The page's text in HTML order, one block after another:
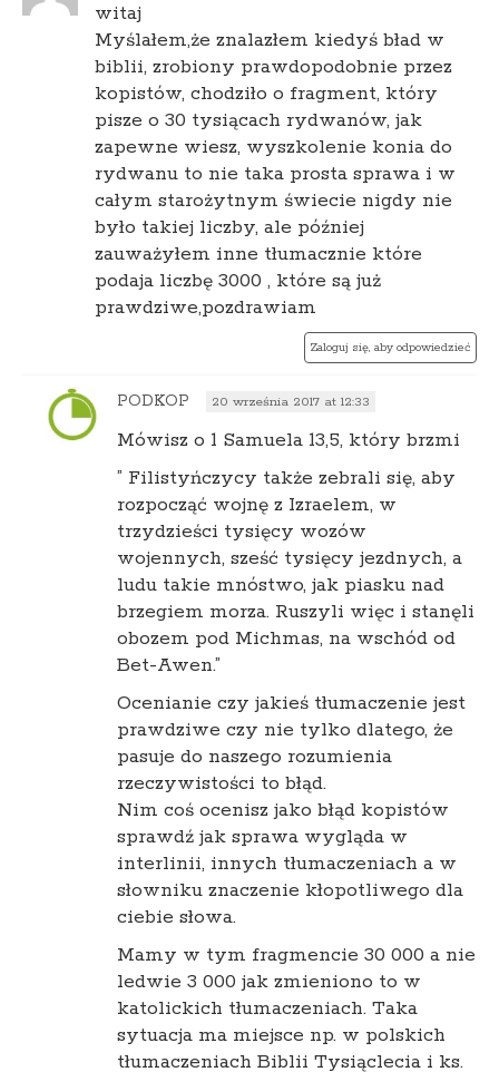
witaj
Myślałem,że znalazłem kiedyś bład w
biblii, zrobiony prawdopodobnie przez
kopistów, chodziło o fragment, który
pisze o 30 tysiącach rydwanów, jak
zapewne wiesz, wyszkolenie konia do
rydwanu to nie taka prosta sprawa i w
całym starożytnym świecie nigdy nie
było takiej liczby, ale później
zauważyłem inne tłumacznie które
podaja liczbę 3000 , które są już
prawdziwe,pozdrawiam
Zaloguj się, aby odpowiedzieć
PODKOP 20 września 2017 at 12:33
Mówisz o 1 Samuela 13,5, który brzmi
” Filistyńczycy także zebrali się, aby
rozpocząć wojnę z Izraelem, w
trzydzieści tysięcy wozów
wojennych, sześć tysięcy jezdnych, a
ludu takie mnóstwo, jak piasku nad
brzegiem morza. Ruszyli więc i stanęli
obozem pod Michmas, na wschód od
Bet-Awen.”
Ocenianie czy jakieś tłumaczenie jest
prawdziwe czy nie tylko dlatego, że
pasuje do naszego rozumienia
rzeczywistości to błąd.
Nim coś ocenisz jako błąd kopistów
sprawdź jak sprawa wygląda w
interlinii, innych tłumaczeniach a w
słowniku znaczenie kłopotliwego dla
ciebie słowa.
Mamy w tym fragmencie 30 000 a nie
ledwie 3 000 jak zmieniono to w
katolickich tłumaczeniach. Taka
sytuacja ma miejsce np. w polskich
tłumaczeniach Biblii Tysiąclecia i ks.